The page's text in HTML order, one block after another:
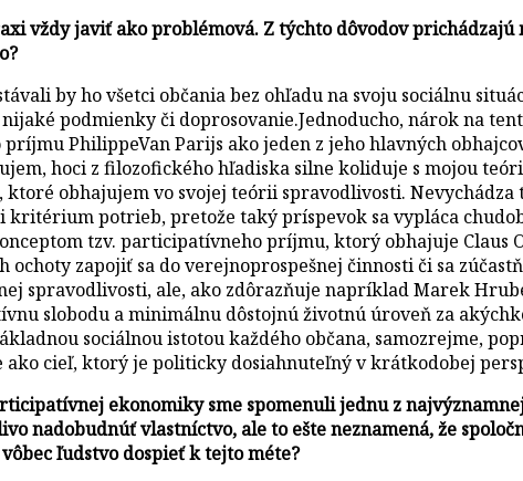
vždy javiť ako problémová. Z týchto dôvodov
by ho všetci občania bez ohľadu na svoju sociálnu
podmienky či doprosovanie.Jednoducho, nárok na
PhilippeVan Parijs ako jeden z jeho hlavných
hoci z filozofického hľadiska silne koliduje s mojou
obhajujem vo svojej teórii spravodlivosti.
kritérium potrieb, pretože taký príspevok sa vypláca
tzv. participatívneho príjmu, ktorý obhajuje Claus
zapojiť sa do verejnoprospešnej činnosti či sa
spravodlivosti, ale, ako zdôrazňuje napríklad Marek
slobodu a minimálnu dôstojnú životnú úroveň za
sociálnou istotou každého občana, samozrejme,
cieľ, ktorý je politicky dosiahnuteľný v krátkodobej
ekonomiky sme spomenuli jednu z
nadobudnúť vlastníctvo, ale to ešte neznamená, že
ľudstvo dospieť k tejto méte?